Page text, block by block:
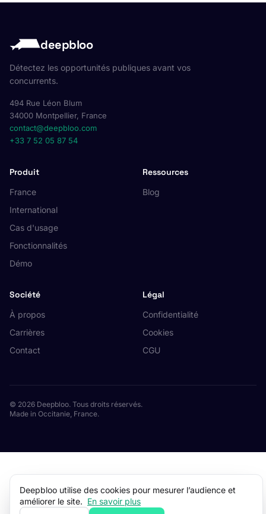
deepbloo
Détectez les opportunités publiques avant vos
concurrents.
494 Rue Léon Blum
34000 Montpellier, France
contact@deepbloo.com
+33 7 52 05 87 54
Produit
France
International
Cas d'usage
Fonctionnalités
Démo
Ressources
Blog
Société
À propos
Carrières
Contact
Légal
Confidentialité
Cookies
CGU
© 2026 Deepbloo. Tous droits réservés.
Made in Occitanie, France.
Deepbloo utilise des cookies pour mesurer l’audience et
améliorer le site. En savoir plus